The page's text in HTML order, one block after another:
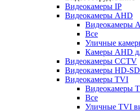
Видеокамеры IP
Видеокамеры AHD
Видеокамеры
Все
Уличные
Камеры AHD
Видеокамеры CCTV
Видеокамеры HD-
Видеокамеры TVI
Видеокамеры
Все
Уличные TVI